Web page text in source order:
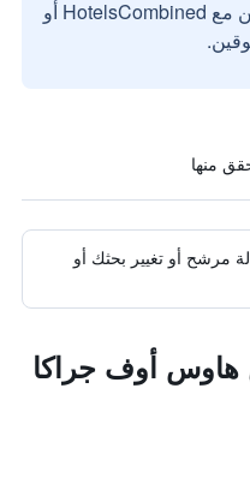
بواسطة مستخدمين حقيقيين مع HotelsCombined أو
مرشح أو تغيير بحثك أو
هاوس أوف جراكا